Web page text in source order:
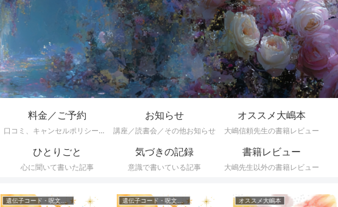
料金／ご予約
口コミ、キャンセルポリシーなど
お知らせ
講座／読書会／その他お知らせ
オススメ大嶋本
大嶋信頼先生の書籍レビュー
ひとりごと
心に聞いて書いた記事
気づきの記録
意識で書いている記事
書籍レビュー
大嶋先生以外の書籍レビュー
遺伝子コード・呪文一覧 遺伝子コード・呪文一覧 オススメ大嶋本